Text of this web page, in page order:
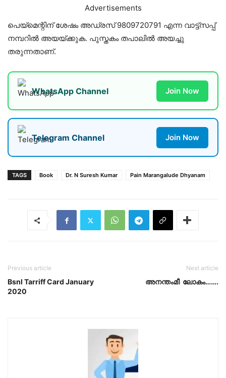
Advertisements
പെയ്മെന്റിന് ശേഷം അഡ്രസ് 9809720791 എന്ന വാട്ട്സപ്പ്
നമ്പറിൽ അയയ്ക്കുക. പുസ്തകം തപാലിൽ അയച്ചു
തരുന്നതാണ്.
WhatsApp Channel Join Now
Telegram Channel Join Now
TAGS Book Dr. N Suresh Kumar Pain Marangalude Dhyanam
Previous article
Bsnl Tarriff Card January
2020
Next article
അനന്തംമീ ലോകം…….